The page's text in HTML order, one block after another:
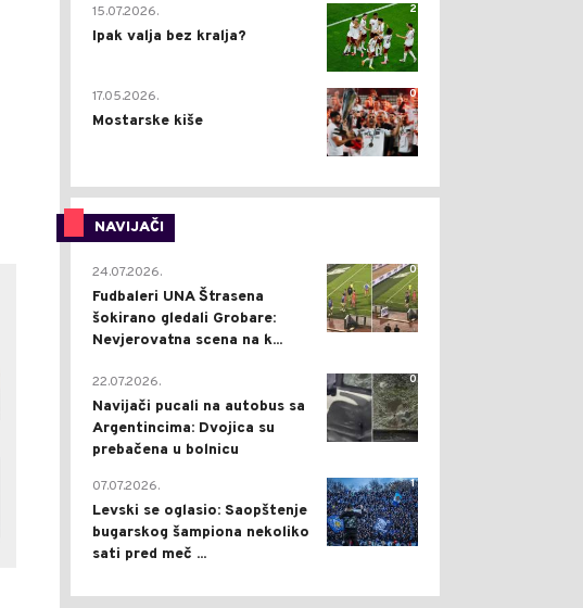
2
15.07.2026.
Ipak valja bez kralja?
0
17.05.2026.
Mostarske kiše
NAVIJAČI
0
24.07.2026.
Fudbaleri UNA Štrasena
šokirano gledali Grobare:
Nevjerovatna scena na k...
0
22.07.2026.
Navijači pucali na autobus sa
Argentincima: Dvojica su
prebačena u bolnicu
1
07.07.2026.
Levski se oglasio: Saopštenje
bugarskog šampiona nekoliko
sati pred meč ...